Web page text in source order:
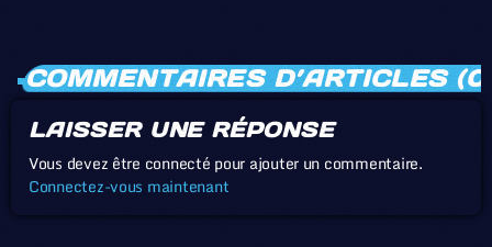
COMMENTAIRES D’ARTICLES
LAISSER UNE RÉPONSE
Vous devez être connecté pour ajouter un commentaire.
Connectez-vous maintenant